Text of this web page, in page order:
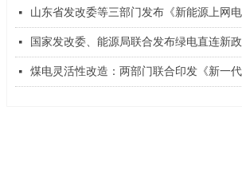
넷
넷 国家发改委、能源局联合发布绿电直连新政
넷